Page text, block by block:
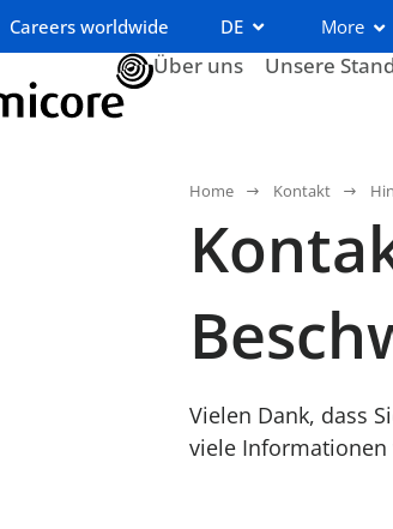
Careers worldwide DE More
Über uns Unsere
Home Kontakt
Vielen Dank, dass
viele